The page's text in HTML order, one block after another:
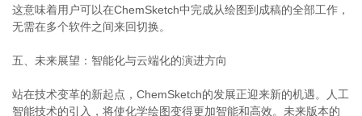
这意味着用户可以在ChemSketch中完成从绘图到成稿的全部工作，
无需在多个软件之间来回切换。
五、未来展望：智能化与云端化的演进方向
站在技术变革的新起点，ChemSketch的发展正迎来新的机遇。人工
智能技术的引入，将使化学绘图变得更加智能和高效。未来版本的